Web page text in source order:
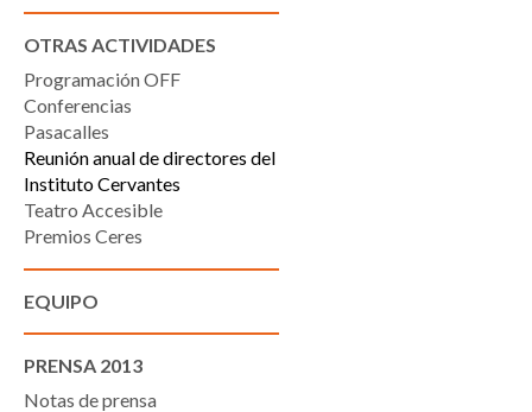
OTRAS ACTIVIDADES
Programación OFF
Conferencias
Pasacalles
Reunión anual de directores del
Instituto Cervantes
Teatro Accesible
Premios Ceres
EQUIPO
PRENSA 2013
Notas de prensa